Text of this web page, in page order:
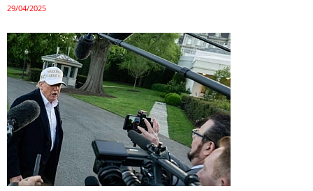
29/04/2025